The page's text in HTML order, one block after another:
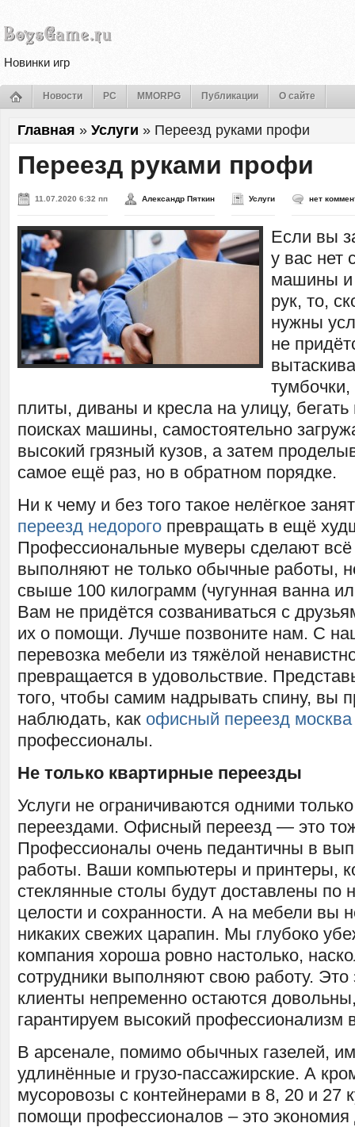
Новинки игр
Новости PC MMORPG Публикации О сайте
Главная » Услуги » Переезд руками профи
Переезд руками профи
11.07.2020 6:32 пп Александр Пяткин Услуги нет
Если вы
у вас нет
машины и
рук, то,
нужны
не
плиты, диваны и кресла на улицу, бегать
поисках машины, самостоятельно
высокий грязный кузов, а затем
самое ещё раз, но в обратном порядке.
Ни к чему и без того такое нелёгкое
переезд недорого превращать в ещё
Профессиональные муверы сделают всё
выполняют не только обычные работы,
свыше 100 килограмм (чугунная ванна
Вам не придётся созваниваться с
их о помощи. Лучше позвоните нам. С
перевозка мебели из тяжёлой
превращается в удовольствие.
того, чтобы самим надрывать спину, вы
наблюдать, как офисный переезд москва
профессионалы.
Не только квартирные переезды
Услуги не ограничиваются одними
переездами. Офисный переезд — это
Профессионалы очень педантичны в
работы. Ваши компьютеры и принтеры,
стеклянные столы будут доставлены по
целости и сохранности. А на мебели вы
никаких свежих царапин. Мы глубоко
компания хороша ровно настолько,
сотрудники выполняют свою работу. Это
клиенты непременно остаются
гарантируем высокий профессионализм
В арсенале, помимо обычных газелей,
удлинённые и грузо-пассажирские. А
мусоровозы с контейнерами в 8, 20 и 27
помощи профессионалов – это экономия